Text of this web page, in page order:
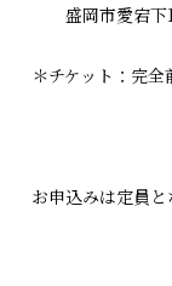
盛岡市愛宕下
＊チケット：完
お申込みは定員と